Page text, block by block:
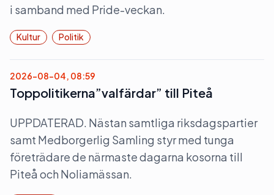
i samband med Pride-veckan.
Kultur Politik
2026-08-04, 08:59
Toppolitikerna”valfärdar” till Piteå
UPPDATERAD. Nästan samtliga riksdagspartier
samt Medborgerlig Samling styr med tunga
företrädare de närmaste dagarna kosorna till
Piteå och Noliamässan.